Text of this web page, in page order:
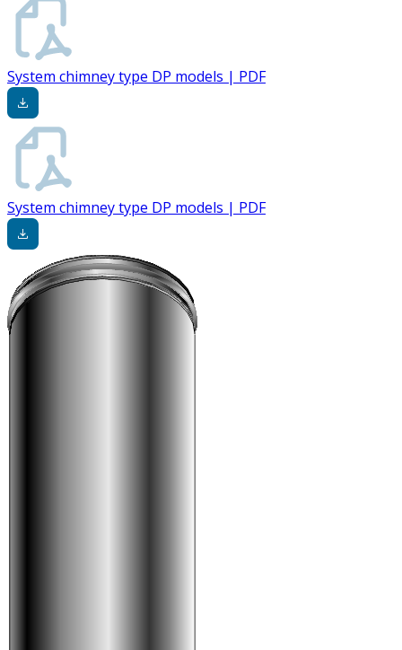
System chimney type DP models | PDF
System chimney type DP models | PDF